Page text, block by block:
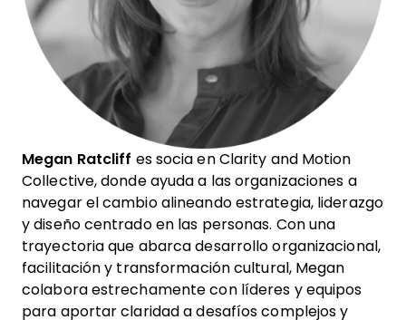
Megan Ratcliff es socia en Clarity and Motion
Collective, donde ayuda a las organizaciones a
navegar el cambio alineando estrategia, liderazgo
y diseño centrado en las personas. Con una
trayectoria que abarca desarrollo organizacional,
facilitación y transformación cultural, Megan
colabora estrechamente con líderes y equipos
para aportar claridad a desafíos complejos y